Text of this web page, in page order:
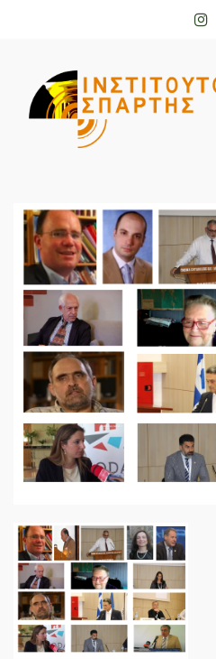
ΑΡΧΙΚΗ
ΤΟ ΙΝΣΤΙΤΟΎΤΟ
ΔΡΑΣΤΗΡΙΌΤΗΤΕΣ
ΝΈΑ
E-JOURNAL